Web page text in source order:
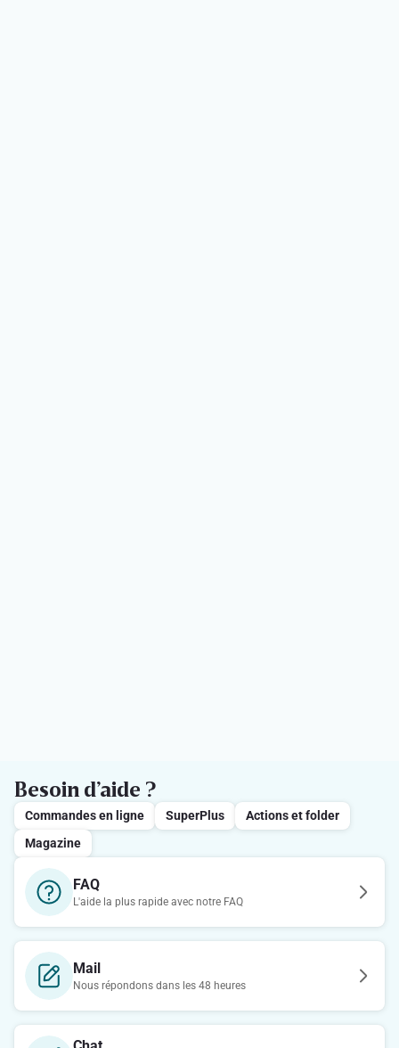
Besoin d’aide ?
Commandes en ligne SuperPlus
Actions et folder
Magazine
FAQ
L'aide la plus rapide avec notre FAQ
Mail
Nous répondons dans les 48 heures